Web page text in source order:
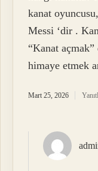
kanat
Messi ‘dir .
“Kanat
himaye etmek
Mart 25, 2026